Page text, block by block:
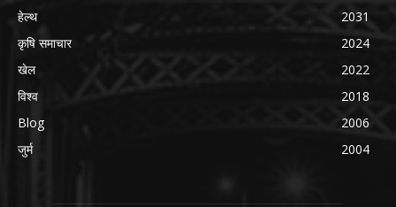
हेल्थ
2031
कृषि समाचार
2024
खेल
2022
विश्व
2018
Blog
2006
जुर्म
2004